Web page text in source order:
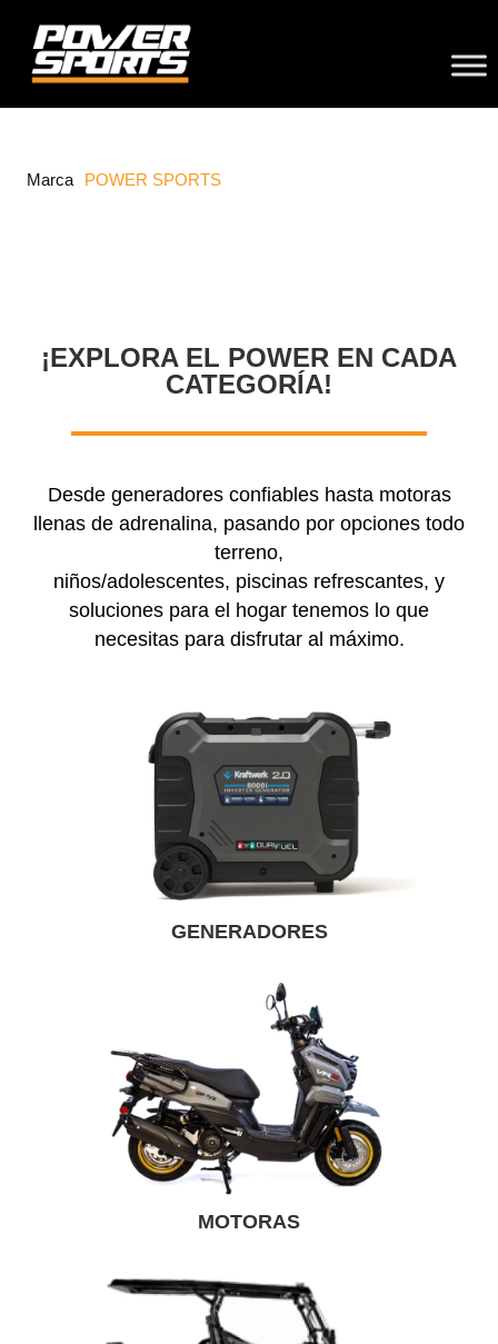
Marca POWER SPORTS
¡EXPLORA EL POWER EN CADA
CATEGORÍA!
Desde generadores confiables hasta motoras
llenas de adrenalina, pasando por opciones todo
terreno,
niños/adolescentes, piscinas refrescantes, y
soluciones para el hogar tenemos lo que
necesitas para disfrutar al máximo.
GENERADORES
MOTORAS